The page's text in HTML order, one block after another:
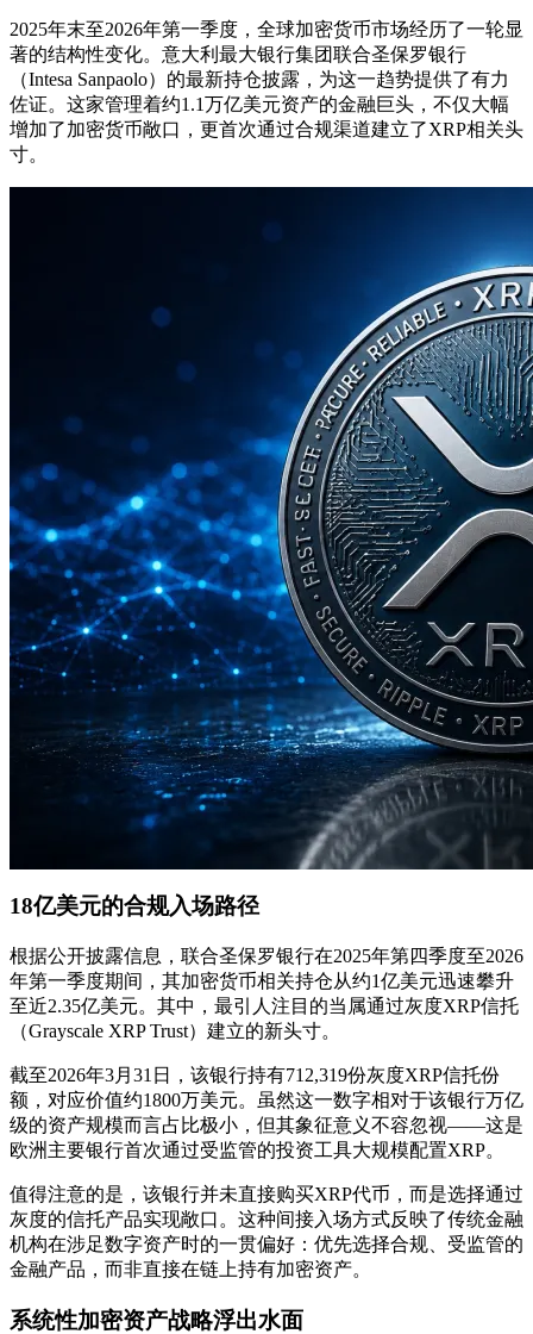
2025年末至2026年第一季度，全球加密货币市场经历了一轮显
著的结构性变化。意大利最大银行集团联合圣保罗银行
（Intesa Sanpaolo）的最新持仓披露，为这一趋势提供了有力
佐证。这家管理着约1.1万亿美元资产的金融巨头，不仅大幅
增加了加密货币敞口，更首次通过合规渠道建立了XRP相关头
寸。
18亿美元的合规入场路径
根据公开披露信息，联合圣保罗银行在2025年第四季度至2026
年第一季度期间，其加密货币相关持仓从约1亿美元迅速攀升
至近2.35亿美元。其中，最引人注目的当属通过灰度XRP信托
（Grayscale XRP Trust）建立的新头寸。
截至2026年3月31日，该银行持有712,319份灰度XRP信托份
额，对应价值约1800万美元。虽然这一数字相对于该银行万亿
级的资产规模而言占比极小，但其象征意义不容忽视——这是
欧洲主要银行首次通过受监管的投资工具大规模配置XRP。
值得注意的是，该银行并未直接购买XRP代币，而是选择通过
灰度的信托产品实现敞口。这种间接入场方式反映了传统金融
机构在涉足数字资产时的一贯偏好：优先选择合规、受监管的
金融产品，而非直接在链上持有加密资产。
系统性加密资产战略浮出水面